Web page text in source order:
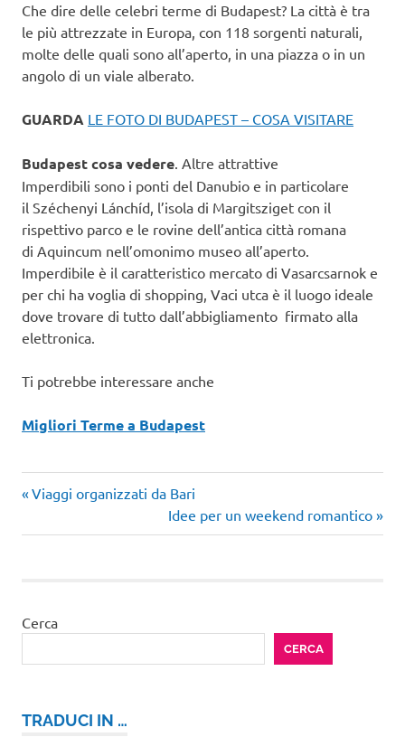
Che dire delle celebri terme di Budapest? La città è tra
le più attrezzate in Europa, con 118 sorgenti naturali,
molte delle quali sono all’aperto, in una piazza o in un
angolo di un viale alberato.
GUARDA LE FOTO DI BUDAPEST – COSA VISITARE
Budapest cosa vedere. Altre attrattive
Imperdibili sono i ponti del Danubio e in particolare
il Széchenyi Lánchíd, l’isola di Margitsziget con il
rispettivo parco e le rovine dell’antica città romana
di Aquincum nell’omonimo museo all’aperto.
Imperdibile è il caratteristico mercato di Vasarcsarnok e
per chi ha voglia di shopping, Vaci utca è il luogo ideale
dove trovare di tutto dall’abbigliamento firmato alla
elettronica.
Ti potrebbe interessare anche
Migliori Terme a Budapest
Navigazione
articoli
Articolo
Viaggi organizzati da Bari
Articolo
successivo:
Idee per un weekend romantico
Cerca
CERCA
TRADUCI IN …